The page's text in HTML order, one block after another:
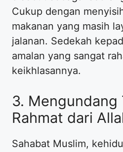
Cukup dengan
makanan yang masih
jalanan. Sedekah
amalan yang sangat
keikhlasannya.
3. Mengundang
Rahmat dari
Sahabat Muslim,